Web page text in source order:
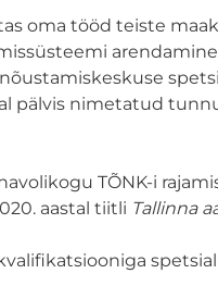
oma tööd teiste
pälvis nimetatud
TÕNK-i
aastal tiitli Tallinna